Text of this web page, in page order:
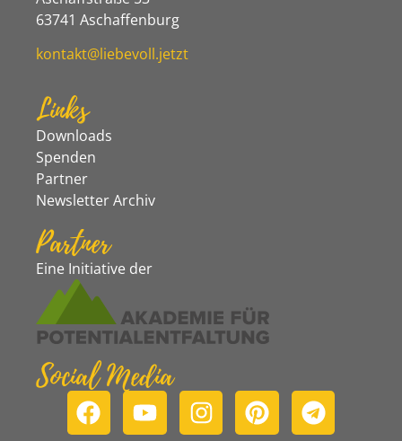
63741 Aschaffenburg
kontakt@liebevoll.jetzt
Links
Downloads
Spenden
Partner
Newsletter Archiv
Partner
Eine Initiative der
Social Media